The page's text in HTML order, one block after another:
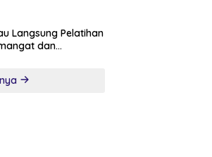
Langsung Pelatihan
dan